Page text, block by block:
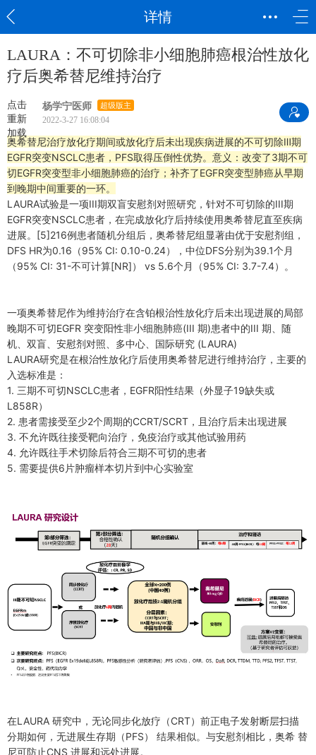
详情
LAURA：不可切除非小细胞肺癌根治性放化
疗后奥希替尼维持治疗
点击
重新
加载
杨学宁医师 超级版主
2022-3-27 16:08:04
奥希替尼治疗放化疗期间或放化疗后未出现疾病进展的不可切除Ⅲ期
EGFR突变NSCLC患者，PFS取得压倒性优势。意义：改变了3期不可
切EGFR突变型非小细胞肺癌的治疗；补齐了EGFR突变型肺癌从早期
到晚期中间重要的一环。
LAURA试验是一项III期双盲安慰剂对照研究，针对不可切除的III期
EGFR突变NSCLC患者，在完成放化疗后持续使用奥希替尼直至疾病
进展。[5]216例患者随机分组后，奥希替尼组显著由优于安慰剂组，
DFS HR为0.16（95% CI: 0.10-0.24），中位DFS分别为39.1个月
（95% CI: 31-不可计算[NR]） vs 5.6个月（95% CI: 3.7-7.4）。
一项奥希替尼作为维持治疗在含铂根治性放化疗后未出现进展的局部
晚期不可切EGFR 突变阳性非小细胞肺癌(III 期)患者中的III 期、随
机、双盲、安慰剂对照、多中心、国际研究 (LAURA)
LAURA研究是在根治性放化疗后使用奥希替尼进行维持治疗，主要的
入选标准是：
1. 三期不可切NSCLC患者，EGFR阳性结果（外显子19缺失或
L858R）
2. 患者需接受至少2个周期的CCRT/SCRT，且治疗后未出现进展
3. 不允许既往接受靶向治疗，免疫治疗或其他试验用药
4. 允许既往手术切除后符合三期不可切的患者
5. 需要提供6片肿瘤样本切片到中心实验室
在LAURA 研究中，无论同步化放疗（CRT）前正电子发射断层扫描
分期如何，无进展生存期（PFS） 结果相似。与安慰剂相比，奥希 替
尼可防止CNS 进展和远处进展。